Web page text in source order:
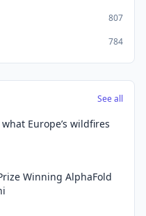
807
784
See all
what Europe’s wildfires
Winning AlphaFold